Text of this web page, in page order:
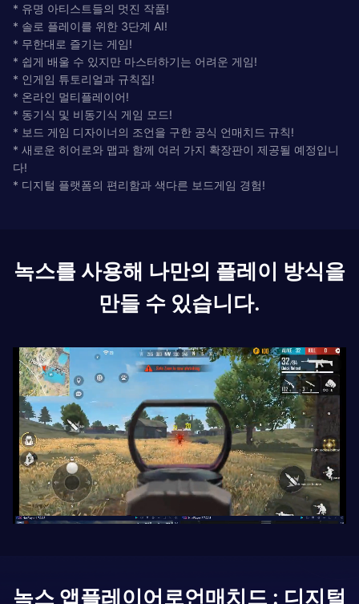
* 유명 아티스트들의 멋진 작품!
* 솔로 플레이를 위한 3단계 AI!
* 무한대로 즐기는 게임!
* 쉽게 배울 수 있지만 마스터하기는 어려운 게임!
* 인게임 튜토리얼과 규칙집!
* 온라인 멀티플레이어!
* 동기식 및 비동기식 게임 모드!
* 보드 게임 디자이너의 조언을 구한 공식 언매치드 규칙!
* 새로운 히어로와 맵과 함께 여러 가지 확장판이 제공될 예정입니
다!
* 디지털 플랫폼의 편리함과 색다른 보드게임 경험!
녹스를 사용해 나만의 플레이 방식을
만들 수 있습니다.
녹스 앱플레이어로언매치드 : 디지털